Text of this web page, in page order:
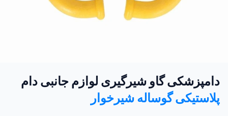
دامپزشکی گاو شیرگیری لوازم جانبی دام
پلاستیکی گوساله شیرخوار